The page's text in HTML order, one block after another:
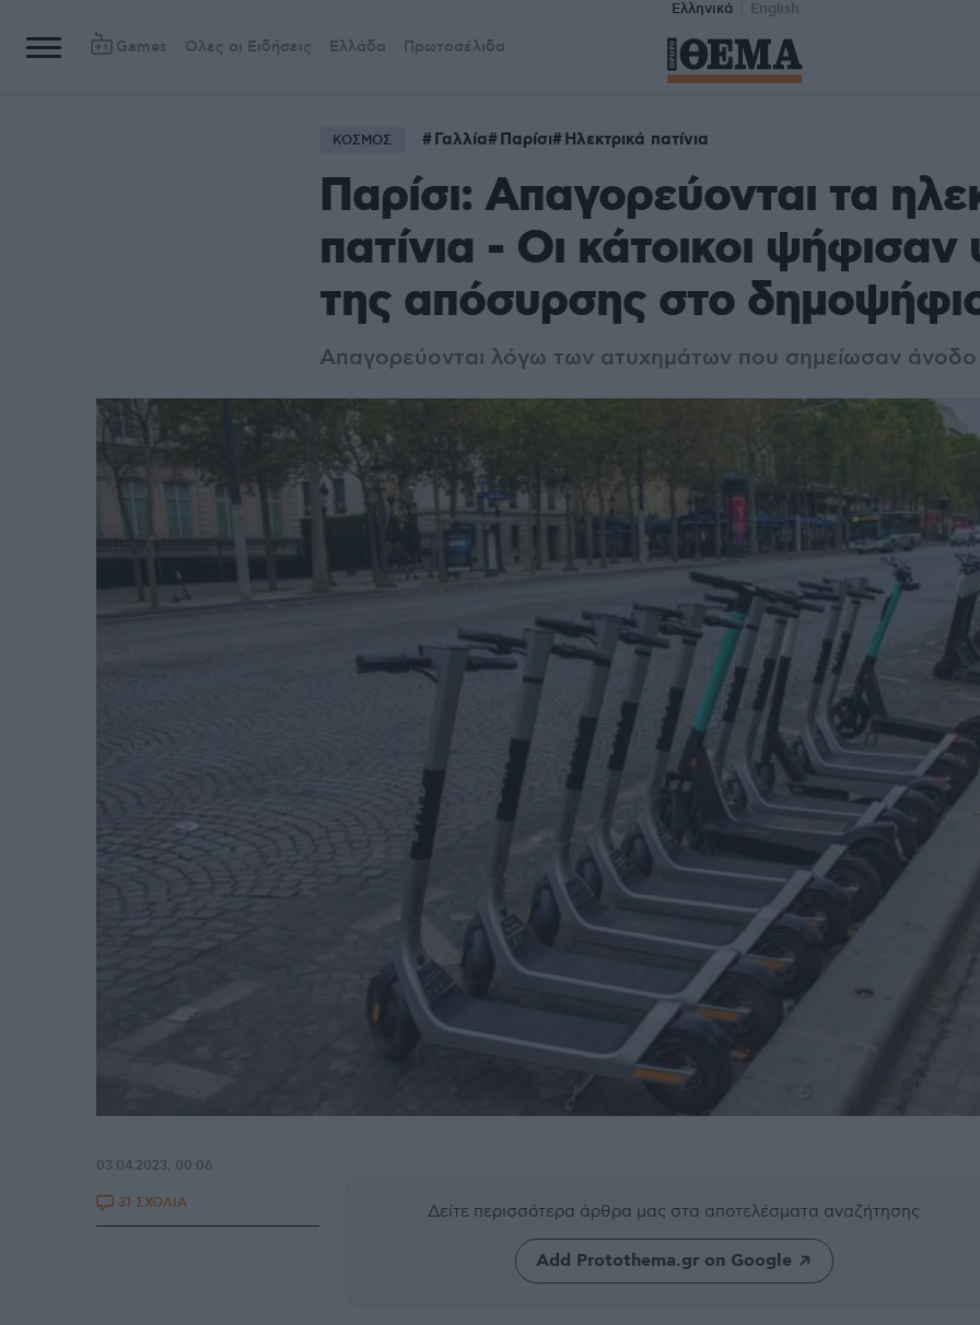
Ελληνικά English
Games Όλες οι Ειδήσεις Ελλάδα Πρωτοσέλιδα
ΚΟΣΜΟΣ Γαλλία Παρίσι Ηλεκτρικά πατίνια
Παρίσι: Απαγορεύονται τα
πατίνια - Οι κάτοικοι ψήφισαν
της απόσυρσης στο
Απαγορεύονται λόγω των ατυχημάτων που σημείωσαν άνοδο
Δείτε περισσότερα άρθρα μας στα αποτελέσματα αναζήτησης
Add Protothema.gr on Google
03.04.2023, 00:06
31 ΣΧΟΛΙΑ